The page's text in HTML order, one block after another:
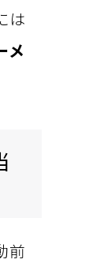
は
メ
前